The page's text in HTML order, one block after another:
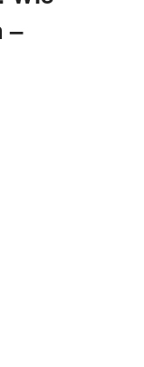
–